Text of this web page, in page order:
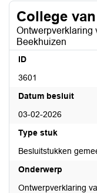
College
Ontwerpverklaring
Beekhuizen
ID
3601
Datum besluit
03-02-2026
Type stuk
Besluitstukken
Onderwerp
Ontwerpverklaring